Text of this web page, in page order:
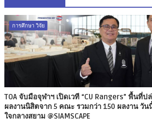
การศึกษา วิจัย
TOA จับมือจุฬาฯ เปิดเวที “CU Rangers” พื้นที่
ผลงานนิสิตจาก 5 คณะ รวมกว่า 150 ผลงาน วั
ใจกลางสยาม @SIAMSCAPE